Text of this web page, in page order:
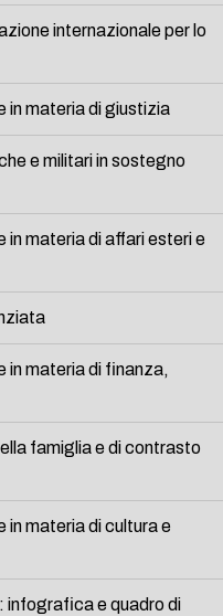
internazionale per lo
in materia di giustizia
e militari in sostegno
in materia di affari esteri e
in materia di finanza,
famiglia e di contrasto
in materia di cultura e
infografica e quadro di